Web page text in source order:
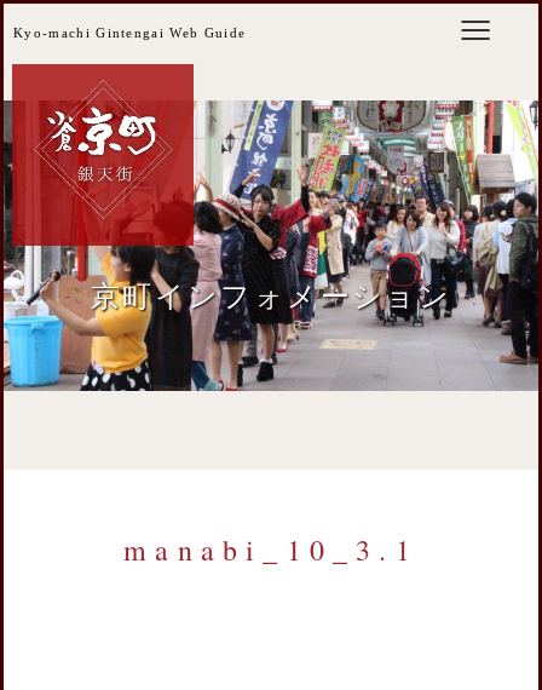
Kyo-machi Gintengai Web Guide
京町インフォメーション
manabi_10_3.1